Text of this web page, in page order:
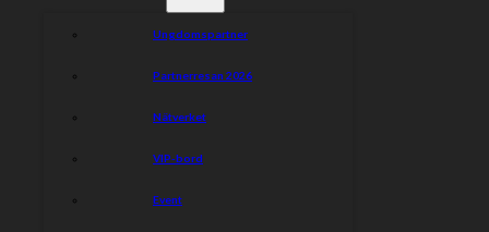
Ungdomspartner
Partnerresan 2026
Nätverket
VIP-bord
Event